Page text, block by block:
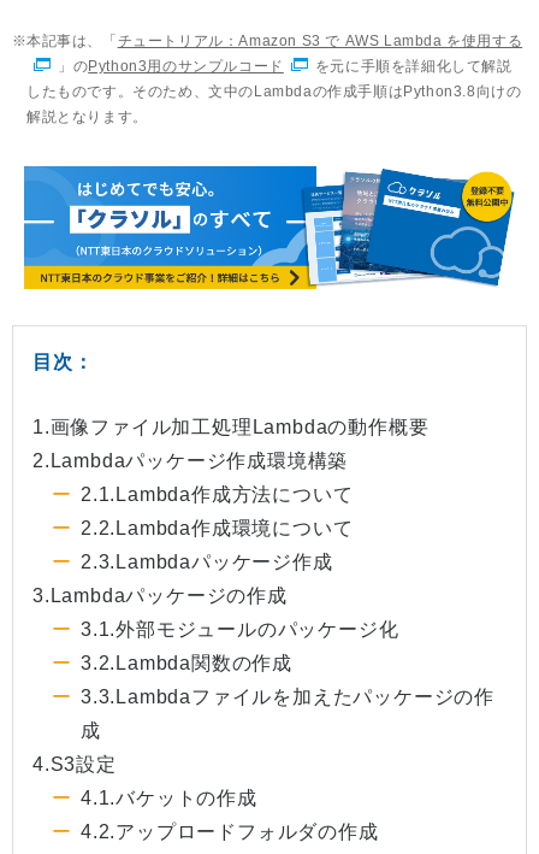
本記事は、「 チュートリアル：Amazon S3 で AWS Lambda を使用する
」のPython3用のサンプルコード
を元に手順を詳細化して解説
したものです。そのため、文中のLambdaの作成手順はPython3.8向けの
解説となります。
目次：
1.画像ファイル加工処理Lambdaの動作概要
2.Lambdaパッケージ作成環境構築
2.1.Lambda作成方法について
2.2.Lambda作成環境について
2.3.Lambdaパッケージ作成
3.Lambdaパッケージの作成
3.1.外部モジュールのパッケージ化
3.2.Lambda関数の作成
3.3.Lambdaファイルを加えたパッケージの作
成
4.S3設定
4.1.バケットの作成
4.2.アップロードフォルダの作成